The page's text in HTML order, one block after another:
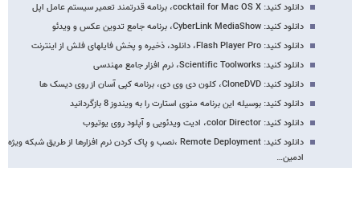
دانلود کنید: cocktail for Mac OS X، برنامه قدرتمند تعمیر سیستم عامل اپل
دانلود کنید: CyberLink MediaShow، برنامه جامع تدوین عکس و ویدئو
دانلود کنید: Flash Player Pro، دانلود، ذخیره و پخش فایلهای فلش از اینترنت
دانلود کنید: Scientific Toolworks، نرم افزار جامع مهندسی
دانلود کنید: CloneDVD، کلون دی وی دی، برنامه کپی آسان از روی دیسک ها
دانلود کنید: بوسیله این برنامه منوی استارت را به ویندوز 8 بازگردانید
دانلود کنید: color Director، ادیت ویدئویی و آپلود روی یوتیوب
دانلود کنید: Remote Deployment ،نصب و پاک کردن نرم افزارها از طریق شبکه ویژه
ادمین…